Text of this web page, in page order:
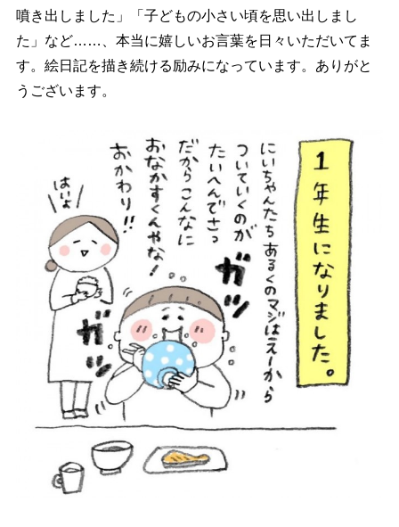
噴き出しました」「子どもの小さい頃を思い出しまし
た」など……、本当に嬉しいお言葉を日々いただいてま
す。絵日記を描き続ける励みになっています。ありがと
うございます。